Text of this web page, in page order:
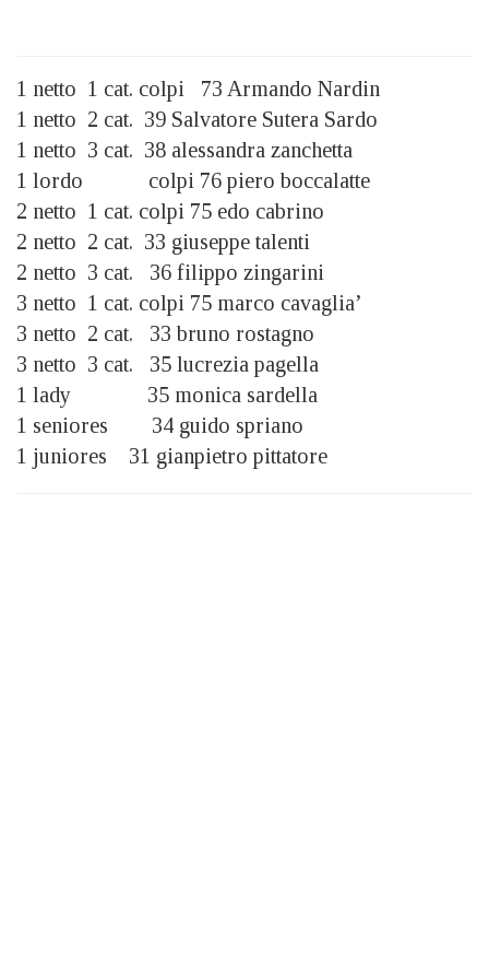
1 netto 1 cat. colpi 73 Armando Nardin
1 netto 2 cat. 39 Salvatore Sutera Sardo
1 netto 3 cat. 38 alessandra zanchetta
1 lordo colpi 76 piero boccalatte
2 netto 1 cat. colpi 75 edo cabrino
2 netto 2 cat. 33 giuseppe talenti
2 netto 3 cat. 36 filippo zingarini
3 netto 1 cat. colpi 75 marco cavaglia’
3 netto 2 cat. 33 bruno rostagno
3 netto 3 cat. 35 lucrezia pagella
1 lady 35 monica sardella
1 seniores 34 guido spriano
1 juniores 31 gianpietro pittatore